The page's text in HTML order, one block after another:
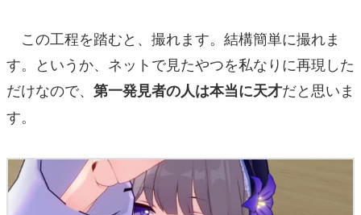
この工程を踏むと、撮れます。結構簡単に撮れま
す。というか、ネットで見たやつを私なりに再現した
だけなので、 第一発見者の人は本当に天才だと思いま
す。